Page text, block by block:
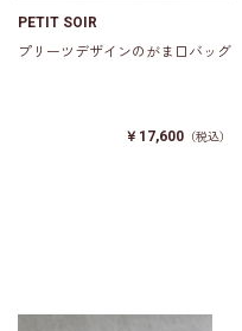
PETIT SOIR
プリーツデザインのがま口バッグ
￥17,600 （税込）